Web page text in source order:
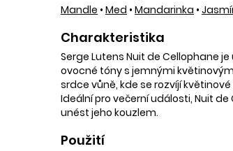
Mandle • Med • Mandarinka •
Charakteristika
Serge Lutens Nuit de Cellophane
ovocné tóny s jemnými
srdce vůně, kde se rozvíjí
Ideální pro večerní události, Nuit
unést jeho kouzlem.
Použití